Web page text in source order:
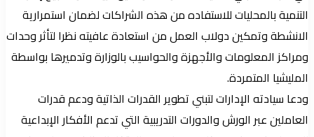
التنمية بالمحليات للاستفاده من هذه الشراكات لضمان استمرارية
الانشطة وتمكين دولاب العمل من استعادة عافيته نظرا لتأثر وحدات
ومراكز المعلومات والأجهزة والحواسيب بالوزارة وتدميرها بواسطة
المليشيا المتمردة.
ودعا سيادته الإدارات لتبني تطوير القدرات الذاتية ودعم قدرات
العاملين عبر الورش والدورات التدريبية التي تدعم الأفكار الإبداعية